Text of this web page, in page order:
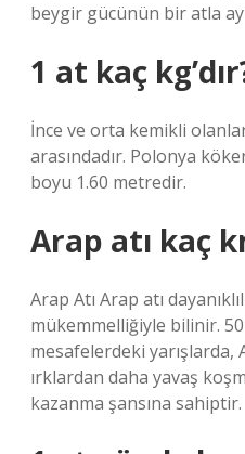
beygir gücünün bir atla
1 at kaç
İnce ve orta kemikli
arasındadır. Polonya
boyu 1.60 metredir.
Arap atı kaç
Arap Atı Arap atı
mükemmelliğiyle bilinir.
mesafelerdeki yarışlarda,
ırklardan daha yavaş
kazanma şansına sahiptir.